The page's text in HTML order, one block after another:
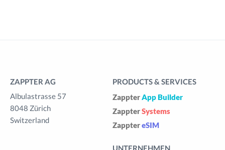
ZAPPTER AG
Albulastrasse 57
8048 Zürich
Switzerland
PRODUCTS & SERVICES
ZappterApp Builder
ZappterSystems
ZapptereSIM
UNTERNEHMEN